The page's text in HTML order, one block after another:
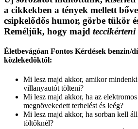
a cikkekben a tények mellett
csipkelődős humor, görbe tükör
Reméljük, hogy majd teccikérteni
Életbevágóan Fontos Kérdések benzin/
közlekedőktől:
Mi lesz majd akkor, amikor
villanyautót tölteni?
Mi lesz majd akkor, ha az
megnövekedett terhelést és leég?
Mi lesz majd akkor, ha sorban kell
töltőknél?